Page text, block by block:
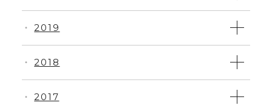
・ 2017
・ 2018
・ 2019